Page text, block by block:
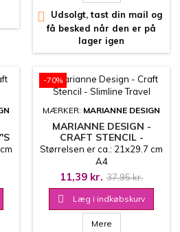

Udsolgt, tast din mail og
få besked når den er på
lager igen
-70%
MÆRKER: MARIANNE DESIGN
MARIANNE DESIGN -
CRAFT STENCIL -
SLIMLINE TRAVEL
Størrelsen er ca.: 21x29.7 cm
A4
11,39 kr. 37,95 kr.

Læg i indkøbskurv
Mere